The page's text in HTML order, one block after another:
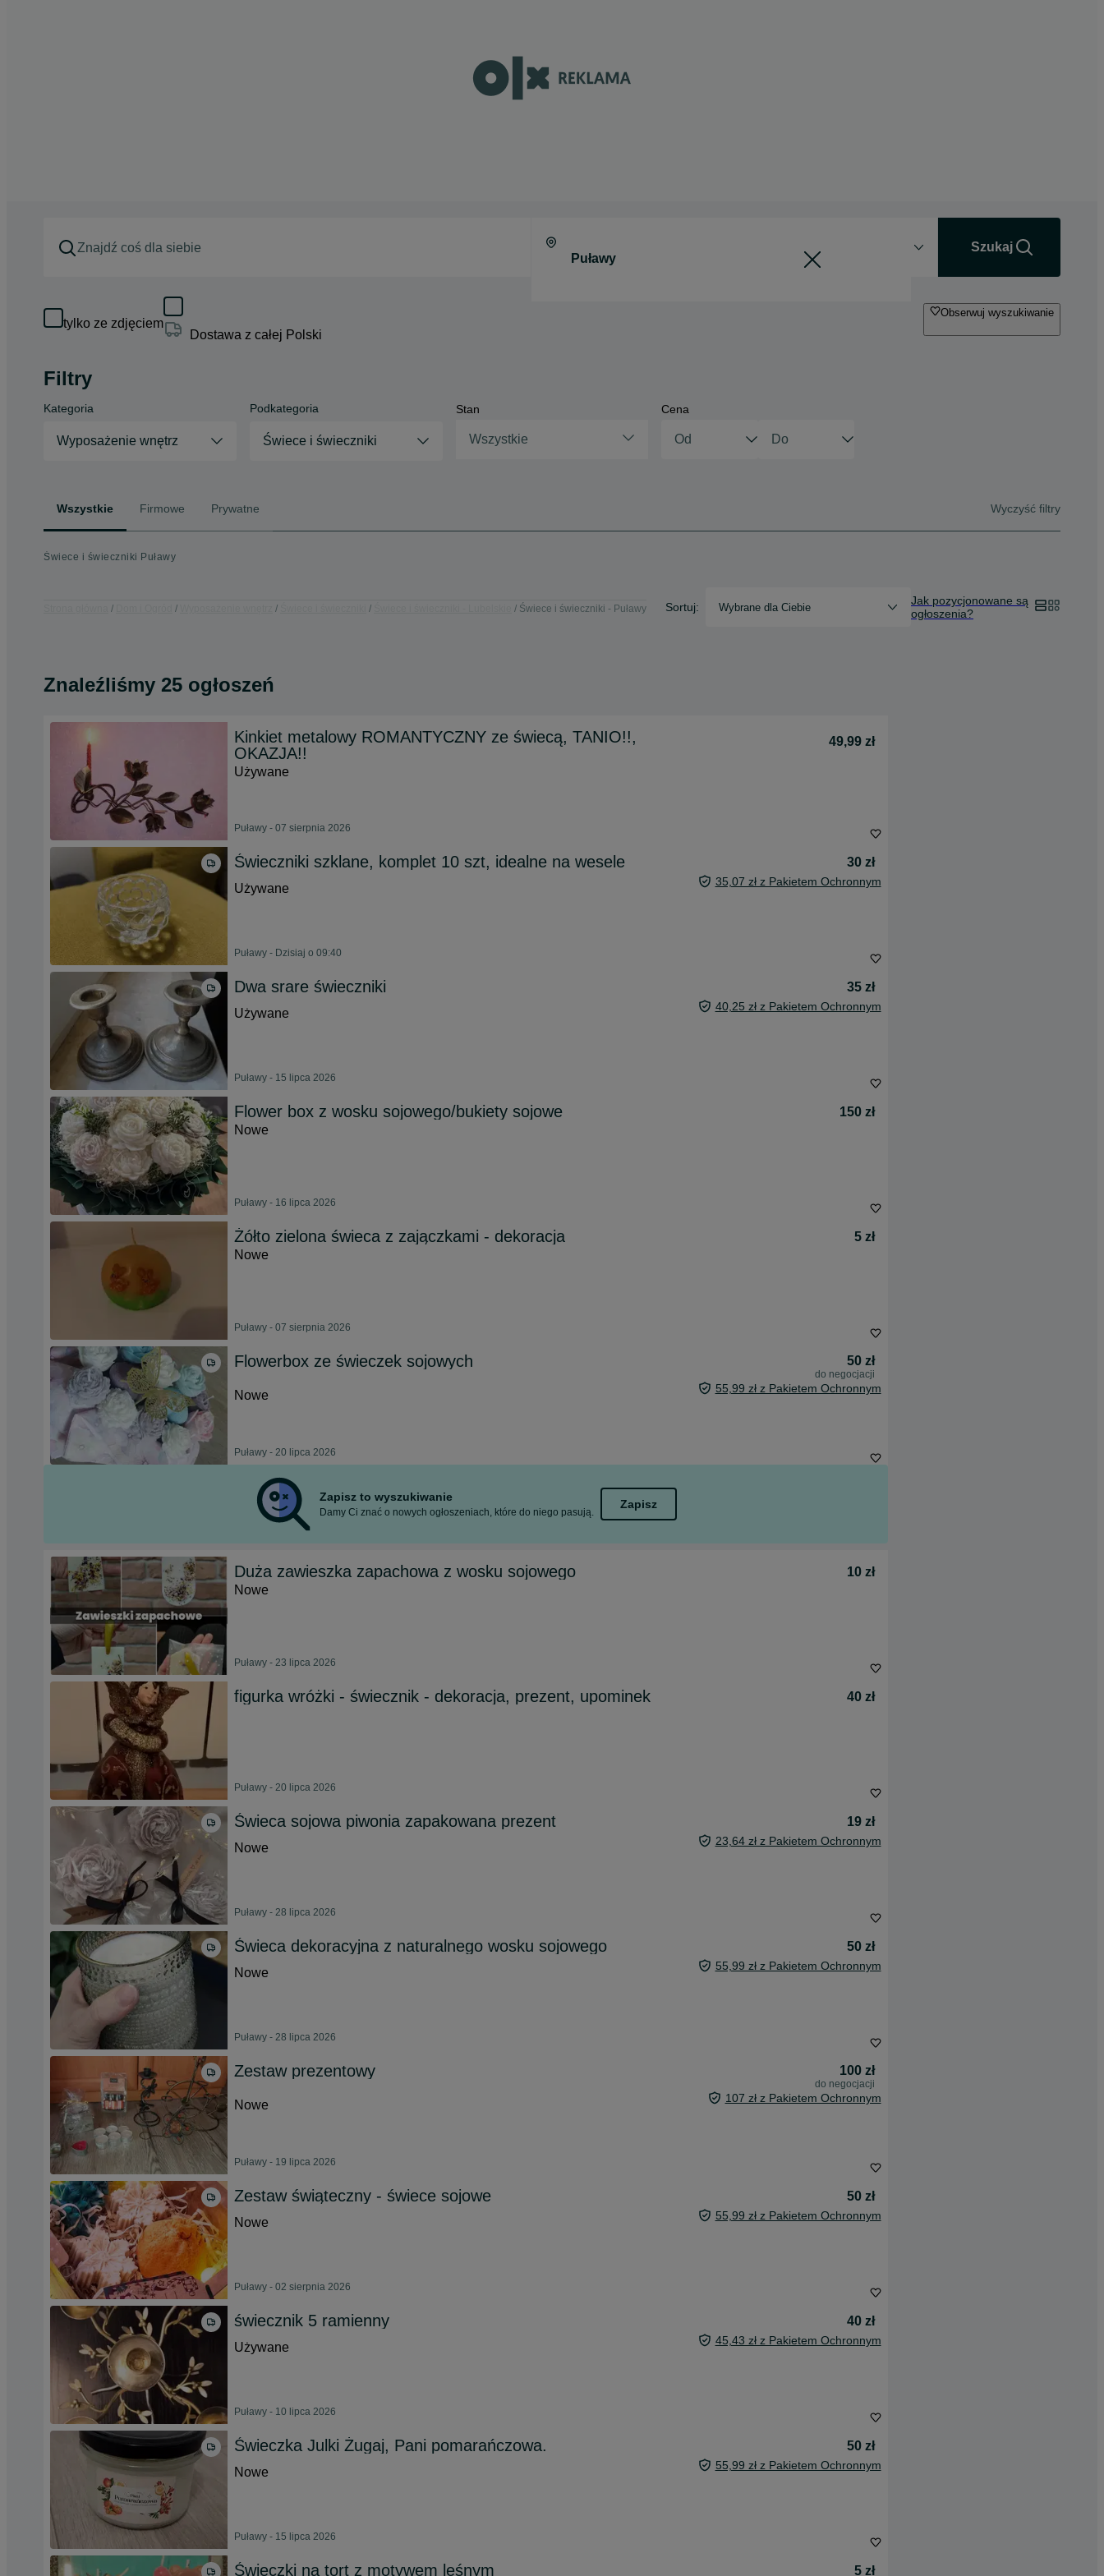
Szukaj
tylko ze zdjęciem
Dostawa z całej Polski
Obserwuj wyszukiwanie
Filtry
Kategoria
Wyposażenie wnętrz
Podkategoria
Świece i świeczniki
Stan
Wszystkie
Cena
Wszystkie Firmowe Prywatne Wyczyść filtry
Świece i świeczniki Puławy
Świece i świeczniki - Puławy Sortuj: Wybrane dla Ciebie
Jak pozycjonowane są
ogłoszenia?
Znaleźliśmy 25 ogłoszeń
Kinkiet metalowy ROMANTYCZNY ze świecą, TANIO!!,
OKAZJA!!
49,99 zł
Używane
Puławy - 07 sierpnia 2026
Świeczniki szklane, komplet 10 szt, idealne na wesele
30 zł
Używane
35,07 zł z Pakietem Ochronnym
Puławy - Dzisiaj o 09:40
Dwa srare świeczniki
35 zł
Używane
40,25 zł z Pakietem Ochronnym
Puławy - 15 lipca 2026
Flower box z wosku sojowego/bukiety sojowe
150 zł
Nowe
Puławy - 16 lipca 2026
Żółto zielona świeca z zajączkami - dekoracja
5 zł
Nowe
Puławy - 07 sierpnia 2026
Flowerbox ze świeczek sojowych 50 zł
do negocjacji
Nowe 55,99 zł z Pakietem Ochronnym
Puławy - 20 lipca 2026
Zapisz to wyszukiwanie
Damy Ci znać o nowych ogłoszeniach, które do niego pasują.
Zapisz
Duża zawieszka zapachowa z wosku sojowego
10 zł
Nowe
Puławy - 23 lipca 2026
figurka wróżki - świecznik - dekoracja, prezent, upominek 40 zł
Puławy - 20 lipca 2026
Świeca sojowa piwonia zapakowana prezent
19 zł
Nowe
23,64 zł z Pakietem Ochronnym
Puławy - 28 lipca 2026
Świeca dekoracyjna z naturalnego wosku sojowego
50 zł
Nowe
55,99 zł z Pakietem Ochronnym
Puławy - 28 lipca 2026
Zestaw prezentowy 100 zł
do negocjacji
Nowe 107 zł z Pakietem Ochronnym
Puławy - 19 lipca 2026
Zestaw świąteczny - świece sojowe
50 zł
Nowe
55,99 zł z Pakietem Ochronnym
Puławy - 02 sierpnia 2026
świecznik 5 ramienny
40 zł
Używane
45,43 zł z Pakietem Ochronnym
Puławy - 10 lipca 2026
Świeczka Julki Żugaj, Pani pomarańczowa.
50 zł
Nowe
55,99 zł z Pakietem Ochronnym
Puławy - 15 lipca 2026
Świeczki na tort z motywem leśnym 5 zł